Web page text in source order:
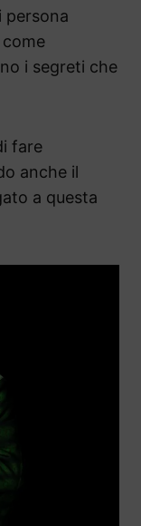
i segreti che
fare
anche il
a questa